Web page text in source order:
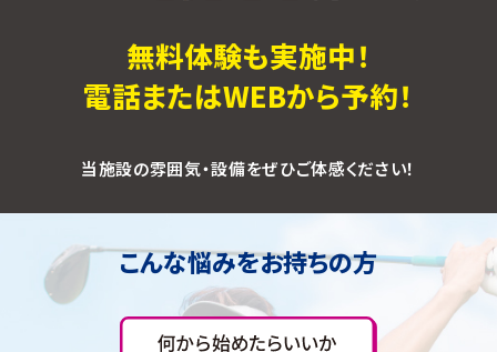
無料体験も実施中！
電話またはWEBから予約！
当施設の雰囲気・設備をぜひご体感ください！
こんな悩みをお持ちの方